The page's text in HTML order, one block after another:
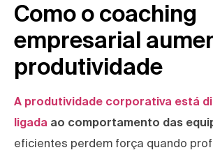
Como o coaching
empresarial
produtividade
A produtividade corporativa está
ligada ao comportamento das
eficientes perdem força quando